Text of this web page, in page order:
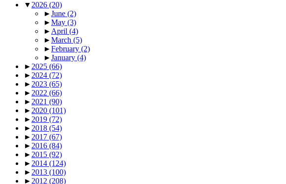
▼2026 (20)
►June (2)
►May (3)
►April (4)
►March (5)
►February (2)
►January (4)
►2025 (66)
►2024 (72)
►2023 (65)
►2022 (66)
►2021 (90)
►2020 (101)
►2019 (72)
►2018 (54)
►2017 (67)
►2016 (84)
►2015 (92)
►2014 (124)
►2013 (100)
►2012 (208)